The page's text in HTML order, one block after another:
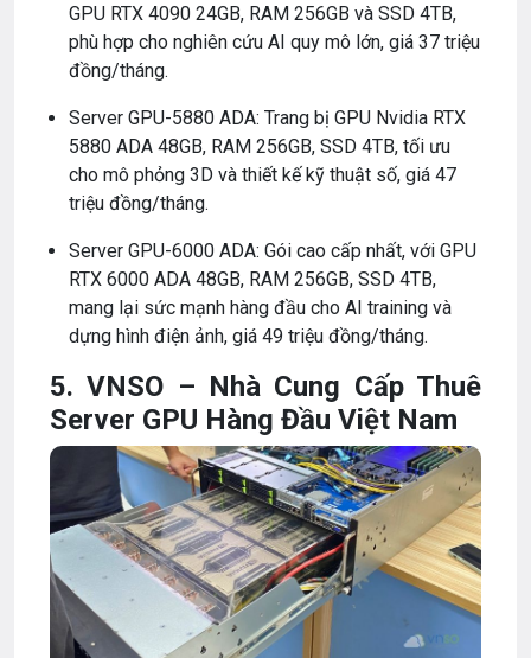
GPU RTX 4090 24GB, RAM 256GB và SSD 4TB,
phù hợp cho nghiên cứu AI quy mô lớn, giá 37 triệu
đồng/tháng.
Server GPU-5880 ADA: Trang bị GPU Nvidia RTX
5880 ADA 48GB, RAM 256GB, SSD 4TB, tối ưu
cho mô phỏng 3D và thiết kế kỹ thuật số, giá 47
triệu đồng/tháng.
Server GPU-6000 ADA: Gói cao cấp nhất, với GPU
RTX 6000 ADA 48GB, RAM 256GB, SSD 4TB,
mang lại sức mạnh hàng đầu cho AI training và
dựng hình điện ảnh, giá 49 triệu đồng/tháng.
5. VNSO – Nhà Cung Cấp Thuê
Server GPU Hàng Đầu Việt Nam